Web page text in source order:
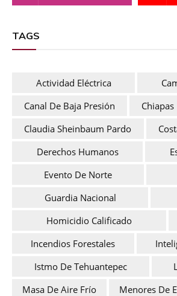
TAGS
Actividad Eléctrica
Canal De Baja Presión
Chiapas
Claudia Sheinbaum Pardo
Derechos Humanos
Evento De Norte
Guardia Nacional
Homicidio Calificado
Incendios Forestales
Istmo De Tehuantepec
Masa De Aire Frío
Menores De